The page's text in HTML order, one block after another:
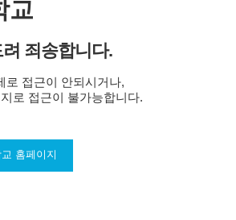
죄송합니다.
로 접근이 안되시거나,
로 접근이 불가능합니다.
홈페이지